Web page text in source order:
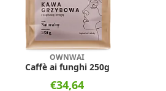
OWNWAI
Caffè ai funghi 250g
€34,64